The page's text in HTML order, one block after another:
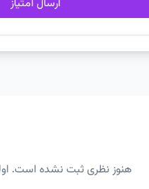
ارسال امتیاز
هنوز نظری ثبت نشده است.